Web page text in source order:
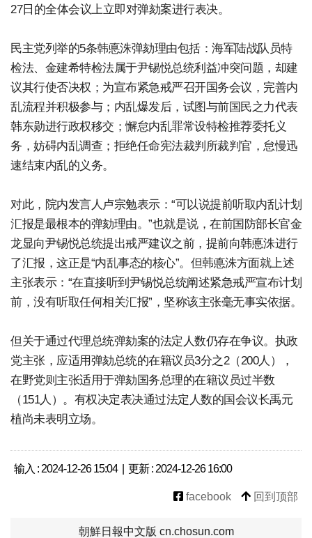
27日的全体会议上立即对弹劾案进行表决。
民主党列举的5条韩悳洙弹劾理由包括：海军陆战队员特
检法、金建希特检法属于尹锡悦总统利益冲突问题，却建
议其行使否决权；为宣布紧急戒严召开国务会议，完善内
乱流程并积极参与；内乱爆发后，试图与前国民之力代表
韩东勋进行政权移交；懈怠内乱罪常设特检推荐委托义
务，妨碍内乱调查；拒绝任命宪法裁判所裁判官，怠慢迅
速结束内乱的义务。
对此，院内发言人卢宗勉表示：“可以说提前听取内乱计划
汇报是最根本的弹劾理由。”也就是说，在前国防部长官金
龙显向尹锡悦总统提出戒严建议之前，提前向韩悳洙进行
了汇报，这正是“内乱事态的核心”。但韩悳洙方面就上述
主张表示：“在直接听到尹锡悦总统阐述紧急戒严宣布计划
前，没有听取任何相关汇报”，坚称该主张毫无事实依据。
但关于通过代理总统弹劾案的法定人数仍存在争议。执政
党主张，应适用弹劾总统的在籍议员3分之2（200人），
在野党则主张适用于弹劾国务总理的在籍议员过半数
（151人）。有权决定表决通过法定人数的国会议长禹元
植尚未表明立场。
输入 : 2024-12-26 15:04 | 更新 : 2024-12-26 16:00
facebook 回到顶部
朝鮮日報中文版 cn.chosun.com